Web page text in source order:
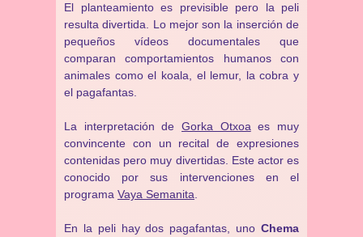
El planteamiento es previsible pero la peli
resulta divertida. Lo mejor son la inserción de
pequeños vídeos documentales que
comparan comportamientos humanos con
animales como el koala, el lemur, la cobra y
el pagafantas.
La interpretación de Gorka Otxoa es muy
convincente con un recital de expresiones
contenidas pero muy divertidas. Este actor es
conocido por sus intervenciones en el
programa Vaya Semanita
En la peli hay dos pagafantas, uno Chema